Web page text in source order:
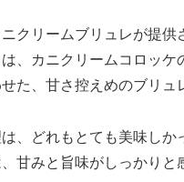
クリームブリュレが提供
、カニクリームコロッケ
た、甘さ控えめのブリュ
、どれもとても美味しか
甘みと旨味がしっかりと